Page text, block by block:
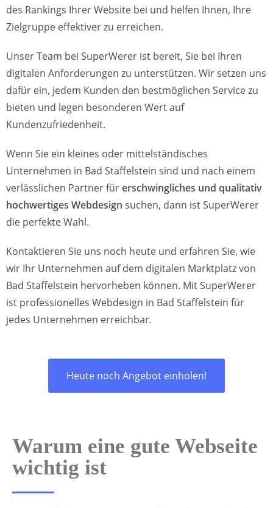
des Rankings Ihrer Website bei und helfen Ihnen, Ihre
Zielgruppe effektiver zu erreichen.
Unser Team bei SuperWerer ist bereit, Sie bei Ihren
digitalen Anforderungen zu unterstützen. Wir setzen uns
dafür ein, jedem Kunden den bestmöglichen Service zu
bieten und legen besonderen Wert auf
Kundenzufriedenheit.
Wenn Sie ein kleines oder mittelständisches
Unternehmen in Bad Staffelstein sind und nach einem
verlässlichen Partner fürerschwingliches und qualitativ
hochwertiges Webdesign suchen, dann ist SuperWerer
die perfekte Wahl.
Kontaktieren Sie uns noch heute und erfahren Sie, wie
wir Ihr Unternehmen auf dem digitalen Marktplatz von
Bad Staffelstein hervorheben können. Mit SuperWerer
ist professionelles Webdesign in Bad Staffelstein für
jedes Unternehmen erreichbar.
Heute noch Angebot einholen!
Warum eine gute Webseite
wichtig ist